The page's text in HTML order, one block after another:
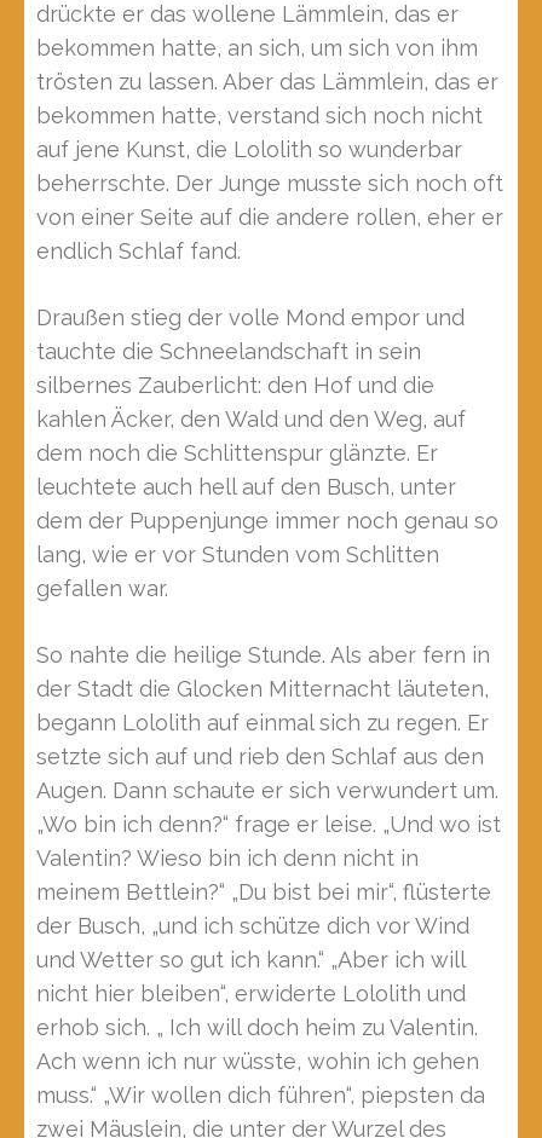
drückte er das wollene Lämmlein, das er
bekommen hatte, an sich, um sich von ihm
trösten zu lassen. Aber das Lämmlein, das er
bekommen hatte, verstand sich noch nicht
auf jene Kunst, die Lololith so wunderbar
beherrschte. Der Junge musste sich noch oft
von einer Seite auf die andere rollen, eher er
endlich Schlaf fand.
Draußen stieg der volle Mond empor und
tauchte die Schneelandschaft in sein
silbernes Zauberlicht: den Hof und die
kahlen Äcker, den Wald und den Weg, auf
dem noch die Schlittenspur glänzte. Er
leuchtete auch hell auf den Busch, unter
dem der Puppenjunge immer noch genau so
lang, wie er vor Stunden vom Schlitten
gefallen war.
So nahte die heilige Stunde. Als aber fern in
der Stadt die Glocken Mitternacht läuteten,
begann Lololith auf einmal sich zu regen. Er
setzte sich auf und rieb den Schlaf aus den
Augen. Dann schaute er sich verwundert um.
„Wo bin ich denn?“ frage er leise. „Und wo ist
Valentin? Wieso bin ich denn nicht in
meinem Bettlein?“ „Du bist bei mir“, flüsterte
der Busch, „und ich schütze dich vor Wind
und Wetter so gut ich kann.“ „Aber ich will
nicht hier bleiben“, erwiderte Lololith und
erhob sich. „ Ich will doch heim zu Valentin.
Ach wenn ich nur wüsste, wohin ich gehen
muss.“ „Wir wollen dich führen“, piepsten da
zwei Mäuslein, die unter der Wurzel des